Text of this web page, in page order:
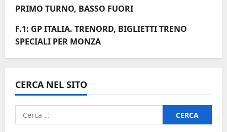
PRIMO TURNO, BASSO FUORI
F.1: GP ITALIA. TRENORD, BIGLIETTI TRENO
SPECIALI PER MONZA
CERCA NEL SITO
Ricerca
per: